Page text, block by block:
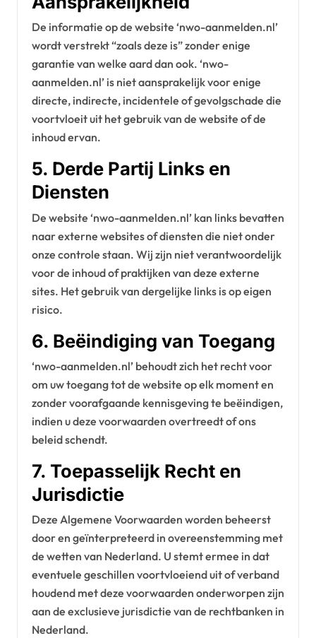
De informatie op de website ‘nwo-aanmelden.nl’
wordt verstrekt “zoals deze is” zonder enige
garantie van welke aard dan ook. ‘nwo-
aanmelden.nl’ is niet aansprakelijk voor enige
directe, indirecte, incidentele of gevolgschade die
voortvloeit uit het gebruik van de website of de
inhoud ervan.
5. Derde Partij Links en
Diensten
De website ‘nwo-aanmelden.nl’ kan links bevatten
naar externe websites of diensten die niet onder
onze controle staan. Wij zijn niet verantwoordelijk
voor de inhoud of praktijken van deze externe
sites. Het gebruik van dergelijke links is op eigen
risico.
6. Beëindiging van Toegang
‘nwo-aanmelden.nl’ behoudt zich het recht voor
om uw toegang tot de website op elk moment en
zonder voorafgaande kennisgeving te beëindigen,
indien u deze voorwaarden overtreedt of ons
beleid schendt.
7. Toepasselijk Recht en
Jurisdictie
Deze Algemene Voorwaarden worden beheerst
door en geïnterpreteerd in overeenstemming met
de wetten van Nederland. U stemt ermee in dat
eventuele geschillen voortvloeiend uit of verband
houdend met deze voorwaarden onderworpen zijn
aan de exclusieve jurisdictie van de rechtbanken in
Nederland.